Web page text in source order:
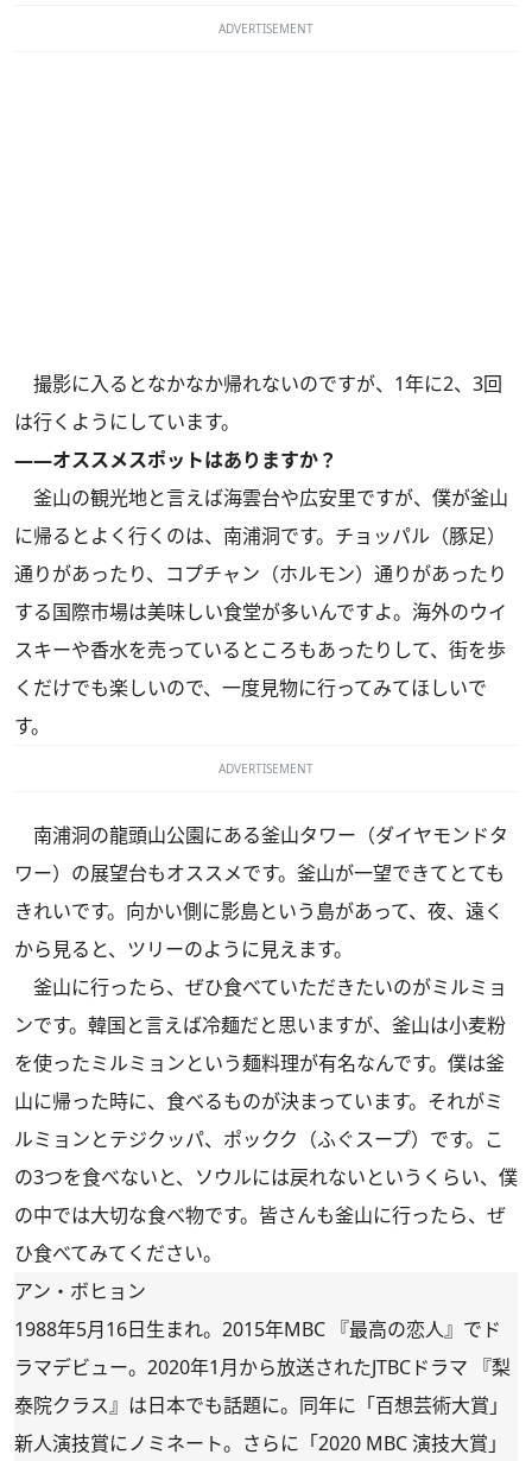
ADVERTISEMENT
撮影に入るとなかなか帰れないのですが、1年に2、3回
は行くようにしています。
――オススメスポットはありますか？
釜山の観光地と言えば海雲台や広安里ですが、僕が釜山
に帰るとよく行くのは、南浦洞です。チョッパル（豚足）
通りがあったり、コプチャン（ホルモン）通りがあったり
する国際市場は美味しい食堂が多いんですよ。海外のウイ
スキーや香水を売っているところもあったりして、街を歩
くだけでも楽しいので、一度見物に行ってみてほしいで
す。
ADVERTISEMENT
南浦洞の龍頭山公園にある釜山タワー（ダイヤモンドタ
ワー）の展望台もオススメです。釜山が一望できてとても
きれいです。向かい側に影島という島があって、夜、遠く
から見ると、ツリーのように見えます。
釜山に行ったら、ぜひ食べていただきたいのがミルミョ
ンです。韓国と言えば冷麺だと思いますが、釜山は小麦粉
を使ったミルミョンという麺料理が有名なんです。僕は釜
山に帰った時に、食べるものが決まっています。それがミ
ルミョンとテジクッパ、ポックク（ふぐスープ）です。こ
の3つを食べないと、ソウルには戻れないというくらい、僕
の中では大切な食べ物です。皆さんも釜山に行ったら、ぜ
ひ食べてみてください。
アン・ボヒョン
1988年5月16日生まれ。2015年MBC 『最高の恋人』でド
ラマデビュー。2020年1月から放送されたJTBCドラマ 『梨
泰院クラス』は日本でも話題に。同年に「百想芸術大賞」
新人演技賞にノミネート。さらに「2020 MBC 演技大賞」